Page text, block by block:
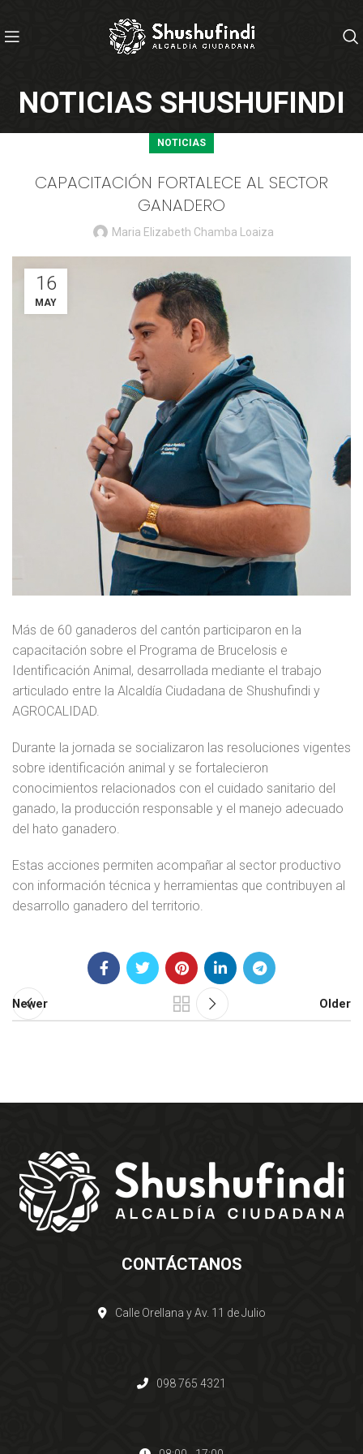
NOTICIAS SHUSHUFINDI
NOTICIAS
CAPACITACIÓN FORTALECE AL SECTOR
GANADERO
Maria Elizabeth Chamba Loaiza
16
MAY
Más de 60 ganaderos del cantón participaron en la
capacitación sobre el Programa de Brucelosis e
Identificación Animal, desarrollada mediante el trabajo
articulado entre la Alcaldía Ciudadana de Shushufindi y
AGROCALIDAD.
Durante la jornada se socializaron las resoluciones vigentes
sobre identificación animal y se fortalecieron
conocimientos relacionados con el cuidado sanitario del
ganado, la producción responsable y el manejo adecuado
del hato ganadero.
Estas acciones permiten acompañar al sector productivo
con información técnica y herramientas que contribuyen al
desarrollo ganadero del territorio.
Newer Older
CONTÁCTANOS
Calle Orellana y Av. 11 de Julio
098 765 4321